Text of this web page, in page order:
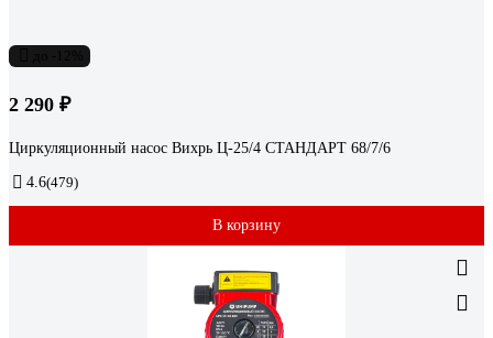
2 290 ₽
Циркуляционный насос Вихрь Ц-25/4 СТАНДАРТ 68/7/6
4.6(479)
В корзину